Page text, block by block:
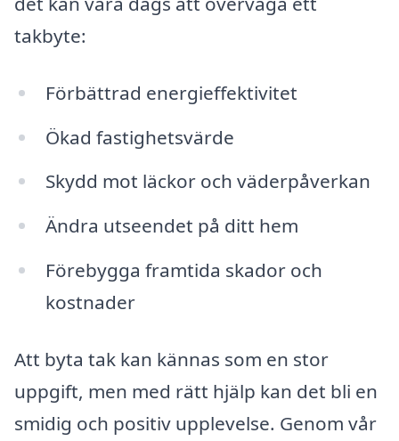
takbyte:
Förbättrad energieffektivitet
Ökad fastighetsvärde
Skydd mot läckor och väderpåverkan
Ändra utseendet på ditt hem
Förebygga framtida skador och
kostnader
Att byta tak kan kännas som en stor
uppgift, men med rätt hjälp kan det bli en
smidig och positiv upplevelse. Genom vår